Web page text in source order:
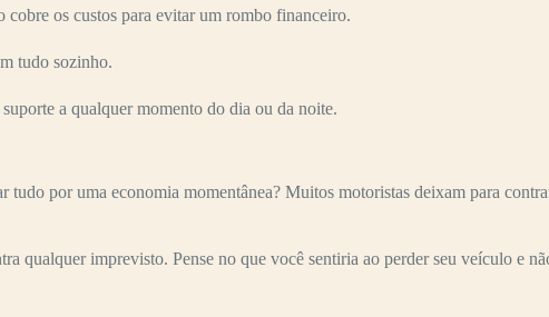
cobre os custos para evitar um rombo financeiro.
tudo sozinho.
a qualquer momento do dia ou da noite.
por uma economia momentânea? Muitos motoristas deixam para
qualquer imprevisto. Pense no que você sentiria ao perder seu veículo e